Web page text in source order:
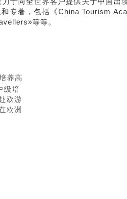
专著，包括《China Tourism
等等。
养高
级培
欧游
欧洲